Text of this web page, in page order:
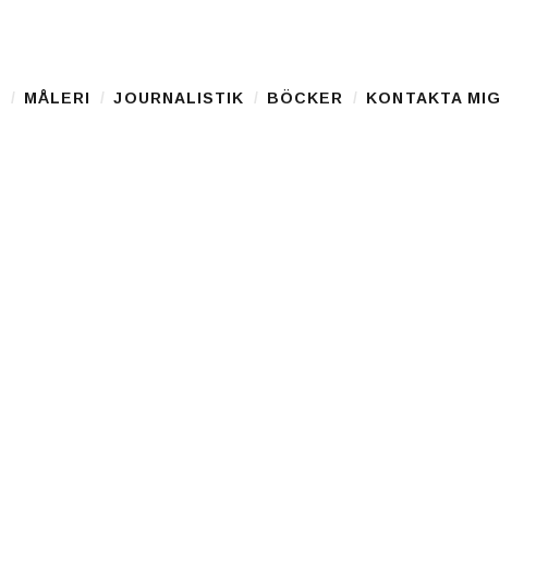
MÅLERI JOURNALISTIK BÖCKER KONTAKTA MIG